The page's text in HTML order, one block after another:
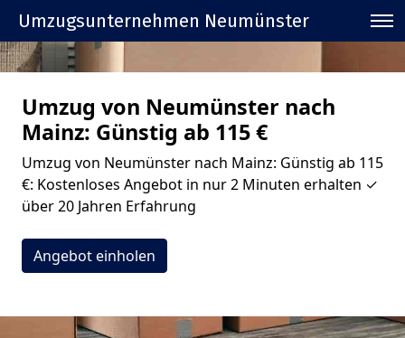
Umzugsunternehmen Neumünster
Umzug von Neumünster nach
Mainz: Günstig ab 115 €
Umzug von Neumünster nach Mainz: Günstig ab 115
€: Kostenloses Angebot in nur 2 Minuten erhalten ✓
über 20 Jahren Erfahrung
Angebot einholen